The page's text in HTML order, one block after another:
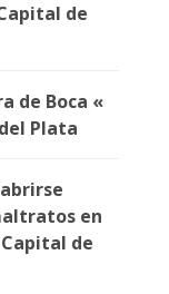
de
de Boca «
Plata
en
de